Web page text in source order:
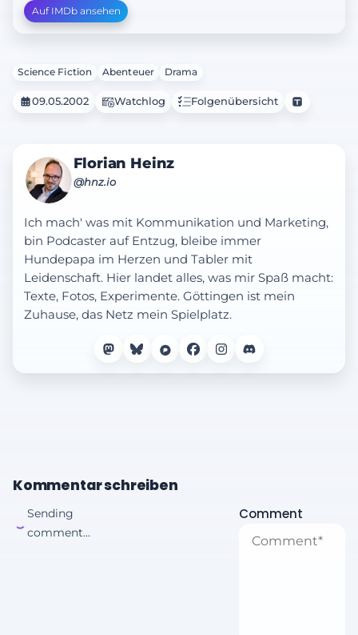
Lebensgefahr. Nach einem Gespräch mit
der Botschafterin bittet T'Pol Archer zum
Auf IMDb ansehen
Science Fiction Abenteuer Drama
09.05.2002 Watchlog Folgenübersicht
Florian Heinz
@hnz.io
Ich mach' was mit Kommunikation und Marketing,
bin Podcaster auf Entzug, bleibe immer
Hundepapa im Herzen und Tabler mit
Leidenschaft. Hier landet alles, was mir Spaß macht:
Texte, Fotos, Experimente. Göttingen ist mein
Zuhause, das Netz mein Spielplatz.
Kommentar schreiben
Sending
comment...
Comment